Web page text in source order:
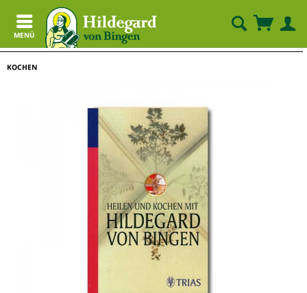
MENÜ
KOCHEN